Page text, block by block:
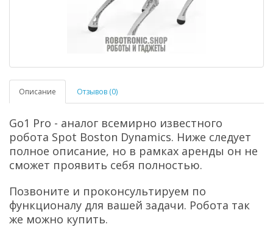
Описание Отзывов (0)
Go1 Pro - аналог всемирно известного
робота Spot Boston Dynamics. Ниже следует
полное описание, но в рамках аренды он не
сможет проявить себя полностью.
Позвоните и проконсультируем по
функционалу для вашей задачи. Робота так
же можно купить.